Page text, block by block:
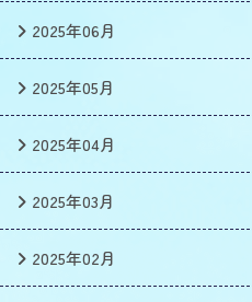
2025年06月
2025年05月
2025年04月
2025年03月
2025年02月